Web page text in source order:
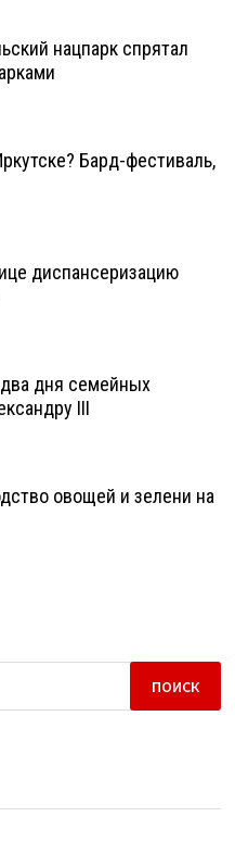
нацпарк спрятал
Бард-фестиваль,
диспансеризацию
дня семейных
III
овощей и зелени на